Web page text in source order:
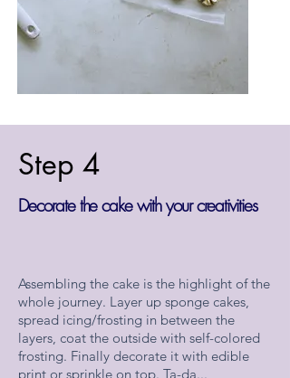
Step 4
Decorate the cake with your creativities
Assembling the cake is the highlight of the
whole journey. Layer up sponge cakes,
spread icing/frosting in between the
layers, coat the outside with self-colored
frosting. Finally decorate it with edible
print or sprinkle on top. Ta-da...